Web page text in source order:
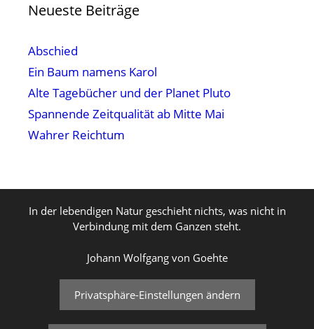
Neueste Beiträge
Abschied
Ein Baum namens Karol
Alte Tagebücher und der Planet Pluto
Spannende Zeitqualität ab Mitte Mai
Wahrer Reichtum
In der lebendigen Natur geschieht nichts, was nicht in
Verbindung mit dem Ganzen steht.
Johann Wolfgang von Goehte
Privatsphäre-Einstellungen ändern